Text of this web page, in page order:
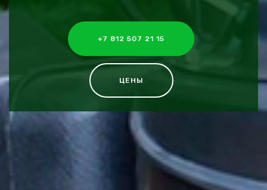
+7 812 507 21 15
ЦЕНЫ